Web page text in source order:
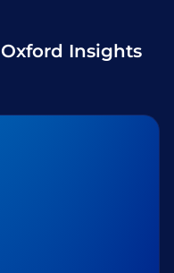
Oxford Insights